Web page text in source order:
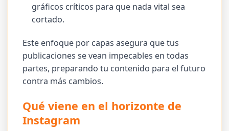
gráficos críticos para que nada vital sea
cortado.
Este enfoque por capas asegura que tus
publicaciones se vean impecables en todas
partes, preparando tu contenido para el futuro
contra más cambios.
Qué viene en el horizonte de
Instagram